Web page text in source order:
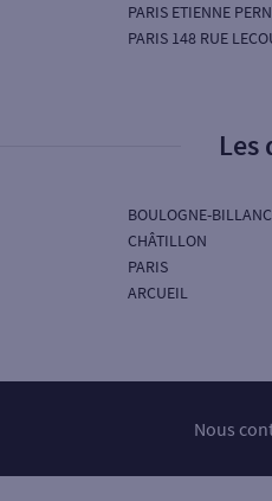
PARIS ETIENNE
PARIS 148 RUE
BOULOGNE-
CHÂTILLON
PARIS
ARCUEIL
Nous